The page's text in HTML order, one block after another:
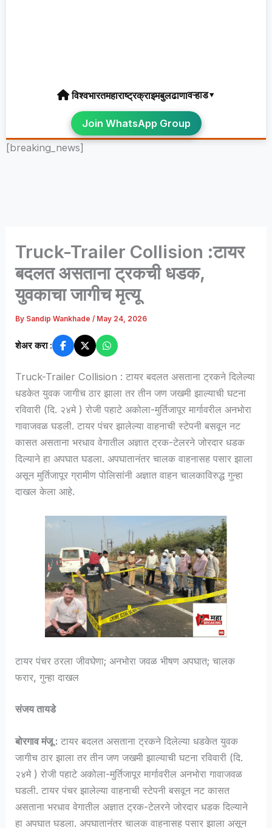
विश्वभारतमहाराष्ट्रक्राइमबुलढाणावऱ्हाड▾
Join WhatsApp Group
[breaking_news]
Truck-Trailer Collision :टायर
बदलत असताना ट्रकची धडक,
युवकाचा जागीच मृत्यू
By Sandip Wankhade/ May 24, 2026
शेअर करा :
Truck-Trailer Collision : टायर बदलत असताना ट्रकने दिलेल्या
धडकेत युवक जागीच ठार झाला तर तीन जण जखमी झाल्याची घटना
रविवारी (दि. २४मे ) रोजी पहाटे अकोला-मुर्तिजापूर मार्गावरील अनभोरा
गावाजवळ घडली. टायर पंचर झालेल्या वाहनाची स्टेपनी बसवून नट
कासत असताना भरधाव वेगातील अज्ञात ट्रक-टेलरने जोरदार धडक
दिल्याने हा अपघात घडला. अपघातानंतर चालक वाहनासह पसार झाला
असून मुर्तिजापूर ग्रामीण पोलिसांनी अज्ञात वाहन चालकाविरुद्ध गुन्हा
दाखल केला आहे.
टायर पंचर ठरला जीवघेणा; अनभोरा जवळ भीषण अपघात; चालक
फरार, गुन्हा दाखल
संजय तायडे
बोरगाव मंजू : टायर बदलत असताना ट्रकने दिलेल्या धडकेत युवक
जागीच ठार झाला तर तीन जण जखमी झाल्याची घटना रविवारी (दि.
२४मे ) रोजी पहाटे अकोला-मुर्तिजापूर मार्गावरील अनभोरा गावाजवळ
घडली. टायर पंचर झालेल्या वाहनाची स्टेपनी बसवून नट कासत
असताना भरधाव वेगातील अज्ञात ट्रक-टेलरने जोरदार धडक दिल्याने
हा अपघात घडला. अपघातानंतर चालक वाहनासह पसार झाला असून